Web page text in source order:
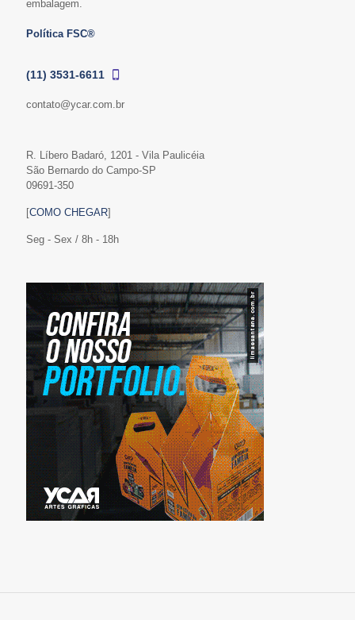
embalagem.
Política FSC®
(11) 3531-6611
contato@ycar.com.br
R. Líbero Badaró, 1201 - Vila Paulicéia
São Bernardo do Campo-SP
09691-350
[COMO CHEGAR]
Seg - Sex / 8h - 18h